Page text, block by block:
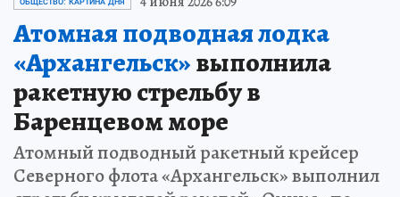
ОБЩЕСТВО: КАРТИНА ДНЯ
Атомная подводная лодка
«Архангельск»выполнила
ракетную стрельбу в
Баренцевом море
Атомный подводный ракетный крейсер
Северного флота «Архангельск» выполнил